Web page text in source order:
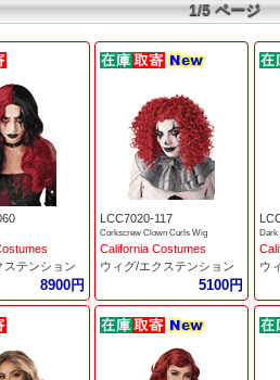
1/5 ページ
ステンション
8900円
LCC7020-117
Corkscrew Clown Curls Wig
California Costumes
ウィグ/エクステンション
5100円
Dark
ウ